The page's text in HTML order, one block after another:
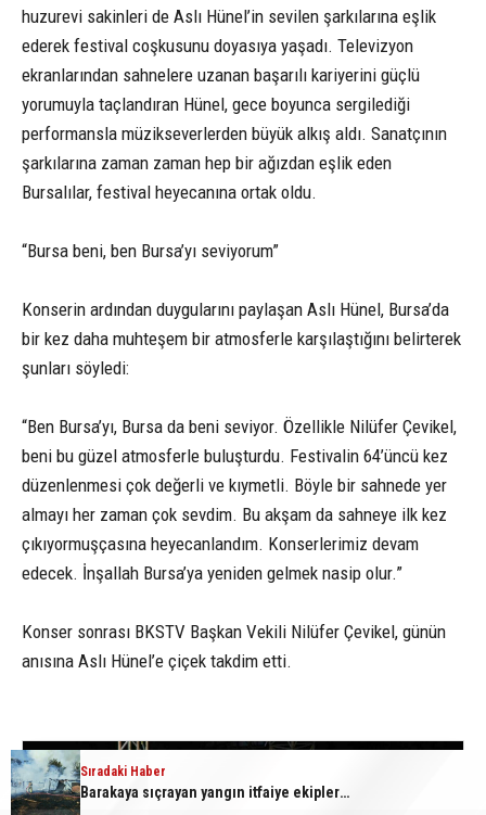
Sıradaki Haber
Aslı Hünel’den Bursa’da müzik ziyafeti
huzurevi sakinleri de Aslı Hünel’in sevilen şarkılarına eşlik
ederek festival coşkusunu doyasıya yaşadı. Televizyon
ekranlarından sahnelere uzanan başarılı kariyerini güçlü
yorumuyla taçlandıran Hünel, gece boyunca sergilediği
performansla müzikseverlerden büyük alkış aldı. Sanatçının
şarkılarına zaman zaman hep bir ağızdan eşlik eden
Bursalılar, festival heyecanına ortak oldu.
“Bursa beni, ben Bursa’yı seviyorum”
Konserin ardından duygularını paylaşan Aslı Hünel, Bursa’da
bir kez daha muhteşem bir atmosferle karşılaştığını belirterek
şunları söyledi:
“Ben Bursa’yı, Bursa da beni seviyor. Özellikle Nilüfer Çevikel,
beni bu güzel atmosferle buluşturdu. Festivalin 64’üncü kez
düzenlenmesi çok değerli ve kıymetli. Böyle bir sahnede yer
almayı her zaman çok sevdim. Bu akşam da sahneye ilk kez
çıkıyormuşçasına heyecanlandım. Konserlerimiz devam
edecek. İnşallah Bursa’ya yeniden gelmek nasip olur.”
Konser sonrası BKSTV Başkan Vekili Nilüfer Çevikel, günün
anısına Aslı Hünel’e çiçek takdim etti.
Sıradaki Haber
Barakaya sıçrayan yangın itfaiye ekiplerini harekete geçirdi